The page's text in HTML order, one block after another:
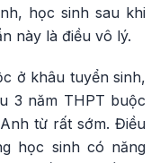
học sinh sau khi
này là điều vô lý.
ở khâu tuyển sinh,
3 năm THPT buộc
từ rất sớm. Điều
học sinh có năng